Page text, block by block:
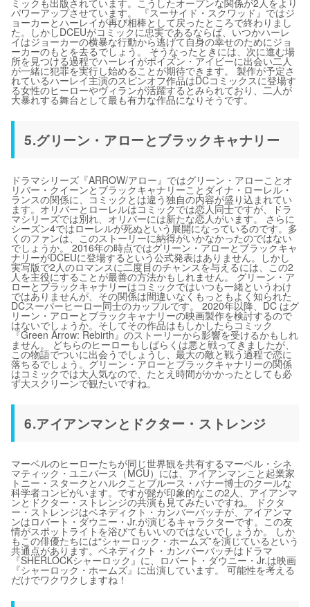
ミックも出版されています。こうしたオープンな関係が2人をより
パワーアップさせています。 『スーサイド・スクワッド』ではジ
ョーカーとハーレイが再び相棒として戻ったところで終わりまし
た。しかしDCEUがコミックに忠実であるならば、いつかハーレ
イはジョーカーの横暴な行動から逃げて自身の幸せのためにジョ
ーカーのもとを去るでしょう。 そうなったときには、次に進む場
所を見つける過程でハーレイがポイズン・アイビーに出会い二人
が一緒に犯罪を実行し始めることが期待できます。 製作が予定さ
れているハーレイ主演のスピンオフ作品はDCコミックスに登場す
る女性のヒーローやヴィランが活躍するとみられており、二人が
大暴れする舞台として最も有力な作品になりそうです。
5.グリーン・アローとブラックキャナリー
ドラマシリーズ『ARROW/アロー』ではグリーン・アローことオ
リバー・クイーンとブラックキャナリーことダイナ・ローレル・
ランスの関係に、コミックとは違う独自の内容が盛り込まれてい
ます。オリバーとローレルはコミックでは恋人同士ですが、ドラ
マシリーズでは別れ、オリバーには新たな恋人がいます。 さらに
シーズン4ではローレルが死ぬという展開になっているのです。多
くのファンは、このストーリーに納得がいかなかったのではない
でしょうか。 2016年の時点ではグリーン・アローとブラックキャ
ナリーがDCEUに登場するという公式発表はありません。しかし
実写版で2人のロマンスに二度目のチャンスを与えるには、この2
人を主役にすることが最善の方法かもしれません。 グリーン・ア
ローとブラックキャナリーはコミックではいつも一緒というわけ
ではありませんが、その関係は間違いなくもっともよく知られた
DCスーパーヒーロー同士のカップルです。 2020年以降、DC はグ
リーン・アローとブラックキャナリーの映画製作を検討するので
はないでしょうか。そしてその作品はもしかしたらコミック
『Green Arrow: Rebirth』のストーリーから影響を受けるかもしれ
ません。 どちらのヒーローもしばらくは悪と戦ってきましたが、
この物語でついに出会うでしょうし、最大の敵と戦う過程で恋に
落ちるでしょう。グリーン・アローとブラックキャナリーの関係
はコミックでは大人気なので、たとえ時間がかかったとしても必
ず大スクリーンで観たいですね。
6.アイアンマンとドクター・ストレンジ
マーベルのヒーローたちが同じ世界観を共有するマーベル・シネ
マティック・ユニバース（MCU）には、アイアンマンこと起業家
トニー・スタークとハルクことブルース・バナー博士のクールな
科学者コンビがいます。ですが髭が印象的なこの2人、アイアンマ
ンとドクター・ストレンジの共演も見てみたいですね。 ドクタ
ー・ストレンジはベネディクト・カンバーバッチが、アイアンマ
ンはロバート・ダウニー・Jr.が演じるキャラクターです。この友
情がスポットライトを浴びてもいいのではないでしょうか。 しか
もこの俳優たちには“シャーロック・ホームズ”を演じているという
共通点があります。ベネディクト・カンバーバッチはドラマ
『SHERLOCKシャーロック』に、ロバート・ダウニー・Jr.は映画
『シャーロック・ホームズ』に出演しています。 可能性を考える
だけでワクワクしますね！